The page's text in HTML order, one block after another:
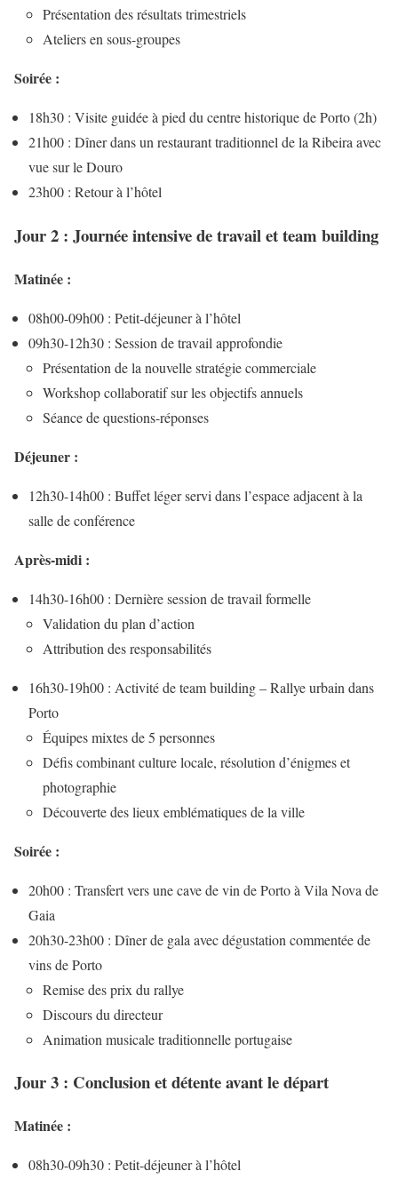
Présentation des résultats trimestriels
Ateliers en sous-groupes
Soirée :
18h30 : Visite guidée à pied du centre historique de Porto (2h)
21h00 : Dîner dans un restaurant traditionnel de la Ribeira avec
vue sur le Douro
23h00 : Retour à l’hôtel
Jour 2 : Journée intensive de travail et team building
Matinée :
08h00-09h00 : Petit-déjeuner à l’hôtel
09h30-12h30 : Session de travail approfondie
Présentation de la nouvelle stratégie commerciale
Workshop collaboratif sur les objectifs annuels
Séance de questions-réponses
Déjeuner :
12h30-14h00 : Buffet léger servi dans l’espace adjacent à la
salle de conférence
Après-midi :
14h30-16h00 : Dernière session de travail formelle
Validation du plan d’action
Attribution des responsabilités
16h30-19h00 : Activité de team building – Rallye urbain dans
Porto
Équipes mixtes de 5 personnes
Défis combinant culture locale, résolution d’énigmes et
photographie
Découverte des lieux emblématiques de la ville
Soirée :
20h00 : Transfert vers une cave de vin de Porto à Vila Nova de
Gaia
20h30-23h00 : Dîner de gala avec dégustation commentée de
vins de Porto
Remise des prix du rallye
Discours du directeur
Animation musicale traditionnelle portugaise
Jour 3 : Conclusion et détente avant le départ
Matinée :
08h30-09h30 : Petit-déjeuner à l’hôtel